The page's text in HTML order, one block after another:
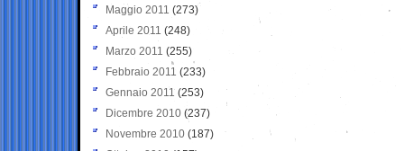
Maggio 2011 (273)
Aprile 2011 (248)
Marzo 2011 (255)
Febbraio 2011 (233)
Gennaio 2011 (253)
Dicembre 2010 (237)
Novembre 2010 (187)